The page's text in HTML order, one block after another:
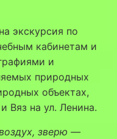
экскурсия по
кабинетам и
и
природных
объектах,
Вяз на ул. Ленина.
зверю —